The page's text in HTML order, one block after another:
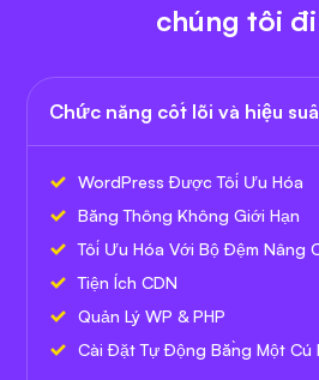
chúng tôi
Chức năng cốt lõi và hiệu
WordPress Được Tối Ưu Hóa
Băng Thông Không Giới Hạn
Tối Ưu Hóa Với Bộ Đệm Nâng
Tiện Ích CDN
Quản Lý WP & PHP
Cài Đặt Tự Động Bằng Một Cú